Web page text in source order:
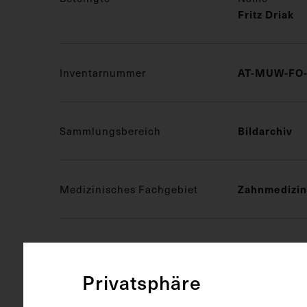
Fritz Driak
Inventarnummer AT-MUW-
Sammlungsbereich Bildarchiv
Medizinisches Fachgebiet Zahnmedizin
Objektart Fotografie
Privatsphäre